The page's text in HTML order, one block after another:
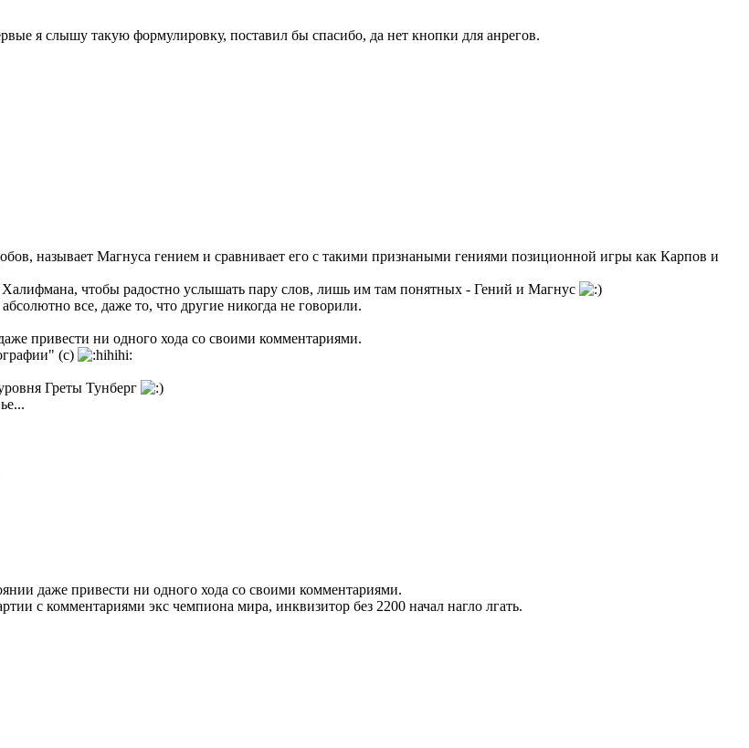
я слышу такую формулировку, поставил бы спасибо, да нет кнопки для анрегов.
называет Магнуса гением и сравнивает его с такими признаными гениями позиционной игры как Карпов и
чтобы радостно услышать пару слов, лишь им там понятных - Гений и Магнус
все, даже то, что другие никогда не говорили.
привести ни одного хода со своими комментариями.
(с)
Греты Тунберг
даже привести ни одного хода со своими комментариями.
с комментариями экс чемпиона мира, инквизитор без 2200 начал нагло лгать.